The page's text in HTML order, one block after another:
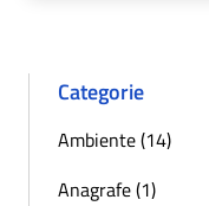
Categorie
Ambiente (14)
Anagrafe (1)